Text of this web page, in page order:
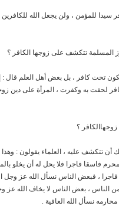
سيدا للمؤمن ، ولن يجعل الله
المسلمة تتكشف على زوجها الكافر ؟
تحت كافر ، بل بعض أهل العلم قال :
لحقت به وكفرت ، المرأة على دين
؟
تتكشف عليه ، العلماء يقولون : وهذا
فاسقا فاجرا فلا يحل له أن يخلو
، فبعض الناس نسأل الله عز وجل
الناس ، بعض الناس لا يخاف الله
نسأل الله العافية .